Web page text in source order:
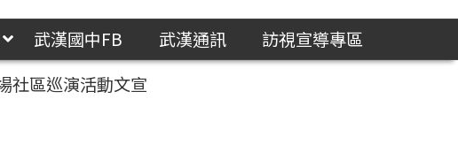
武漢國中FB 武漢通訊
訪視宣導專區
社區巡演活動文宣